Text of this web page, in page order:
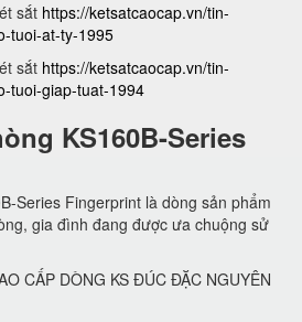
sắt https://ketsatcaocap.vn/tin-
tuoi-at-ty-1995
sắt https://ketsatcaocap.vn/tin-
tuoi-giap-tuat-1994
KS160B-Series
Series Fingerprint là dòng sản phẩm
gia đình đang được ưa chuộng sử
CẤP DÒNG KS ĐÚC ĐẶC NGUYÊN